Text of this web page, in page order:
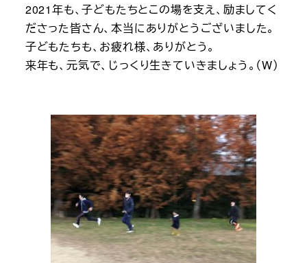
2021年も、子どもたちとこの場を支え、励ましてく
ださった皆さん、本当にありがとうございました。
子どもたちも、お疲れ様、ありがとう。
来年も、元気で、じっくり生きていきましょう。（W）